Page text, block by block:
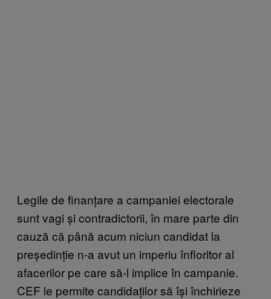
Legile de finanțare a campaniei electorale
sunt vagi și contradictorii, în mare parte din
cauză că până acum niciun candidat la
președinție n-a avut un imperiu înfloritor al
afacerilor pe care să-l implice în campanie.
CEF le permite candidaților să își închirieze